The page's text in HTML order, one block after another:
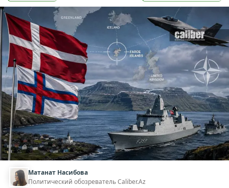
Матанат Насибова
Политический обозреватель Caliber.Az